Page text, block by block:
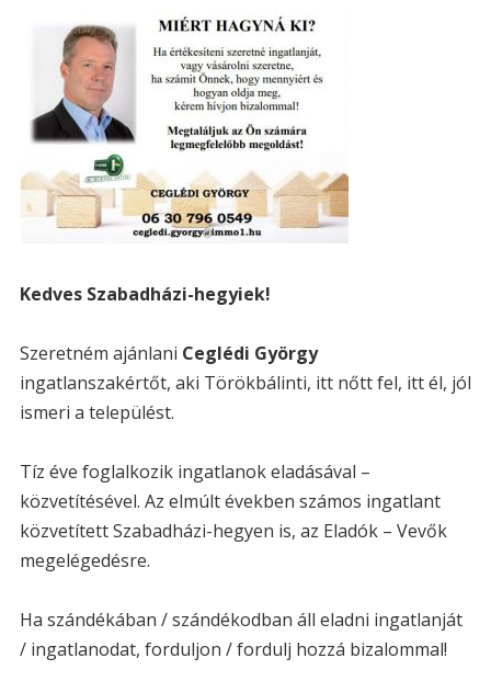
Kedves Szabadházi-hegyiek!
Szeretném ajánlani Ceglédi György
ingatlanszakértőt, aki Törökbálinti, itt nőtt fel, itt él, jól
ismeri a települést.
Tíz éve foglalkozik ingatlanok eladásával –
közvetítésével. Az elmúlt években számos ingatlant
közvetített Szabadházi-hegyen is, az Eladók – Vevők
megelégedésre.
Ha szándékában / szándékodban áll eladni ingatlanját
/ ingatlanodat, forduljon / fordulj hozzá bizalommal!